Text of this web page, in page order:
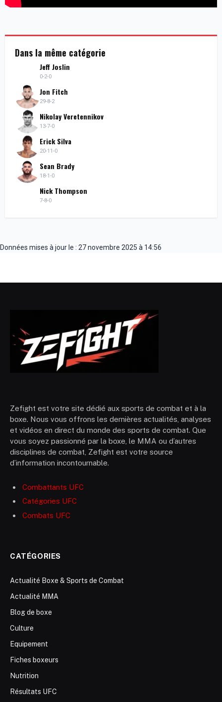
Dans la même catégorie
Jeff Joslin
0-2-0
Jon Fitch
29-8-2
Nikolay Veretennikov
13-7-0
Erick Silva
20-11-0
Sean Brady
18-1-0
Nick Thompson
7-8-0
Données mises à jour le : 27 novembre 2025 à 14:56
Zefight est votre site dédié aux sports de combat et à la
boxe. Nous vous offrons les dernières actualités, analyses
et vidéos en direct du monde des sports de combat. Que
vous soyez passionné par la boxe, le MMA ou d’autres
disciplines de combat, Zefight est votre source
d’information incontournable.
Combattants UFC
Catégories UFC
Combats UFC
CATÉGORIES
Actualité Boxe & Sports de Combat
Actualité MMA
Blog de boxe
Culture
Equipement
Fiches boxeurs
Nutrition
Résultats UFC